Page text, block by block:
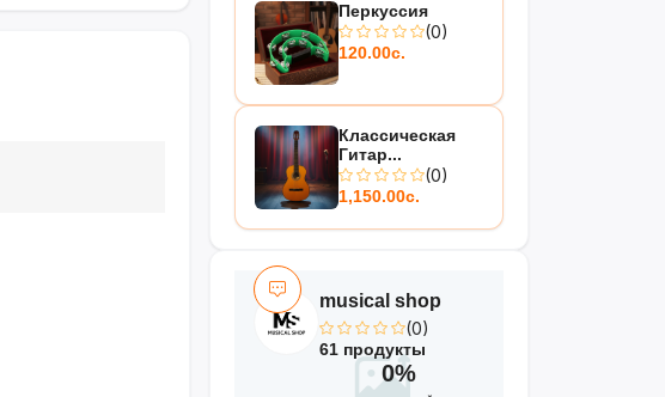
Перкуссия
(0)
120.00с.
Классическая
Гитар...
(0)
1,150.00с.
musical shop
(0)
61 продукты
0%